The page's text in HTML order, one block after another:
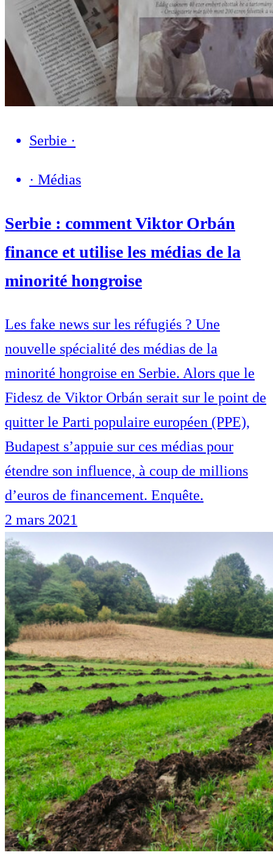
Serbie ·
· Médias
Serbie : comment Viktor Orbán
finance et utilise les médias de la
minorité hongroise
Les fake news sur les réfugiés ? Une
nouvelle spécialité des médias de la
minorité hongroise en Serbie. Alors que le
Fidesz de Viktor Orbán serait sur le point de
quitter le Parti populaire européen (PPE),
Budapest s’appuie sur ces médias pour
étendre son influence, à coup de millions
d’euros de financement. Enquête.
2 mars 2021